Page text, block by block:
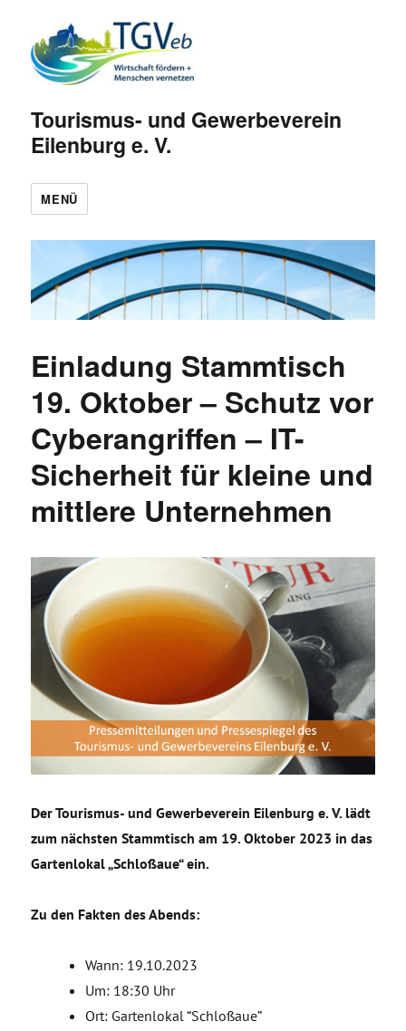
Tourismus- und Gewerbeverein
Eilenburg e. V.
MENÜ
Einladung Stammtisch
19. Oktober – Schutz vor
Cyberangriffen – IT-
Sicherheit für kleine und
mittlere Unternehmen
Der Tourismus- und Gewerbeverein Eilenburg e. V. lädt
zum nächsten Stammtisch am 19. Oktober 2023 in das
Gartenlokal „Schloßaue“ ein.
Zu den Fakten des Abends:
Wann: 19.10.2023
Um: 18:30 Uhr
Ort: Gartenlokal “Schloßaue”